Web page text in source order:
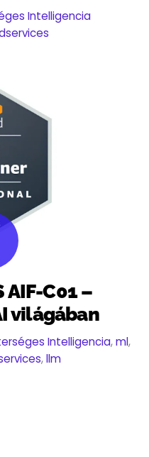
Intelligencia
AIF-C01 –
világában
Intelligencia,ml,
,llm